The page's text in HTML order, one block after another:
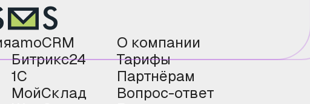
amoCRM
Битрикс24
1С
МойСклад
О компании
Тарифы
Партнёрам
Вопрос-ответ